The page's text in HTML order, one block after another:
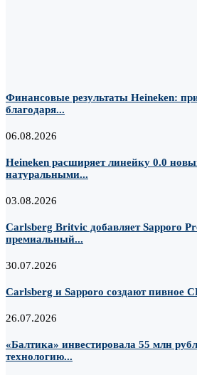
Финансовые результаты Heineken:
благодаря...
06.08.2026
Heineken расширяет линейку 0.0
натуральными...
03.08.2026
Carlsberg Britvic добавляет Sapporo
премиальный...
30.07.2026
Carlsberg и Sapporo создают пивное
26.07.2026
«Балтика» инвестировала 55 млн
технологию...